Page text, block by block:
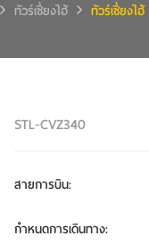
ทัวร์เซี่ยงไฮ้ ทัวร์เซี่ยงไ
STL-CVZ340
สายการบิน:
กำหนดการเดินทาง: